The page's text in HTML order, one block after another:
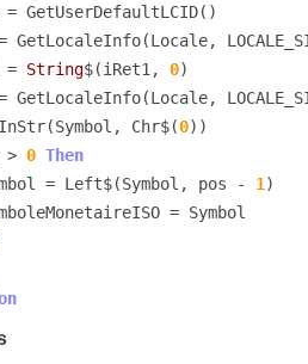
= GetLocaleInfo(Locale,
=
String$(iRet1, 0)
= InStr(Symbol, Chr$(
0))
> 0 Then
Symbol = Left$(Symbol, pos -
1 )